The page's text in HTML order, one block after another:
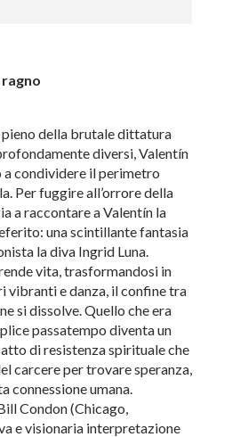
della brutale dittatura
diversi, Valentín
condividere il perimetro
Per fuggire all’orrore della
a raccontare a Valentín la
una scintillante fantasia
la diva Ingrid Luna.
vita, trasformandosi in
vibranti e danza, il confine tra
si dissolve. Quello che era
passatempo diventa un
di resistenza spirituale che
carcere per trovare speranza,
connessione umana.
Condon (Chicago,
e visionaria interpretazione